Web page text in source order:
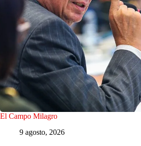
El Campo Milagro
9 agosto, 2026